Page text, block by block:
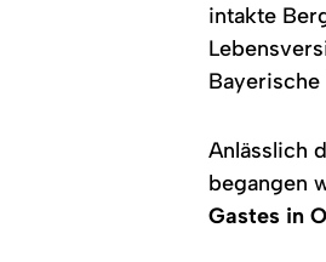
intakte
Bayerische
Anlässlich
begangen
Gastes in